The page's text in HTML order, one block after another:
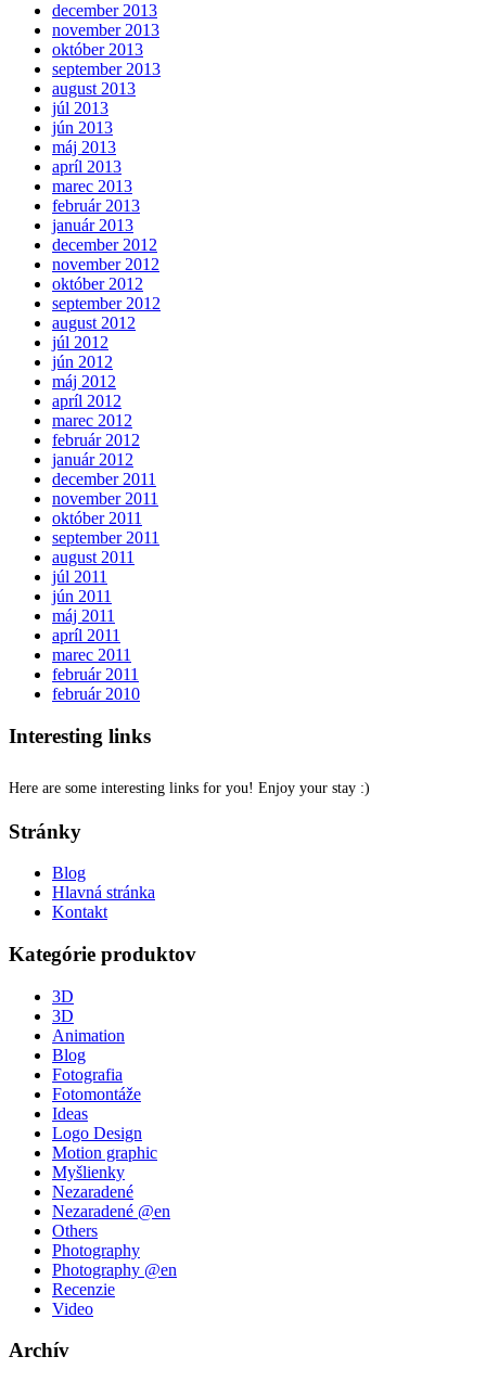
december 2013
november 2013
október 2013
september 2013
august 2013
júl 2013
jún 2013
máj 2013
apríl 2013
marec 2013
február 2013
január 2013
december 2012
november 2012
október 2012
september 2012
august 2012
júl 2012
jún 2012
máj 2012
apríl 2012
marec 2012
február 2012
január 2012
december 2011
november 2011
október 2011
september 2011
august 2011
júl 2011
jún 2011
máj 2011
apríl 2011
marec 2011
február 2011
február 2010
Interesting links
Here are some interesting links for you! Enjoy your stay :)
Stránky
Blog
Hlavná stránka
Kontakt
Kategórie produktov
3D
3D
Animation
Blog
Fotografia
Fotomontáže
Ideas
Logo Design
Motion graphic
Myšlienky
Nezaradené
Nezaradené @en
Others
Photography
Photography @en
Recenzie
Video
Archív